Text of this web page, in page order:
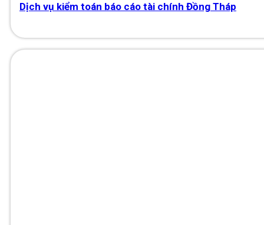
Dịch vụ kiểm toán báo cáo tài chính Đồng Tháp